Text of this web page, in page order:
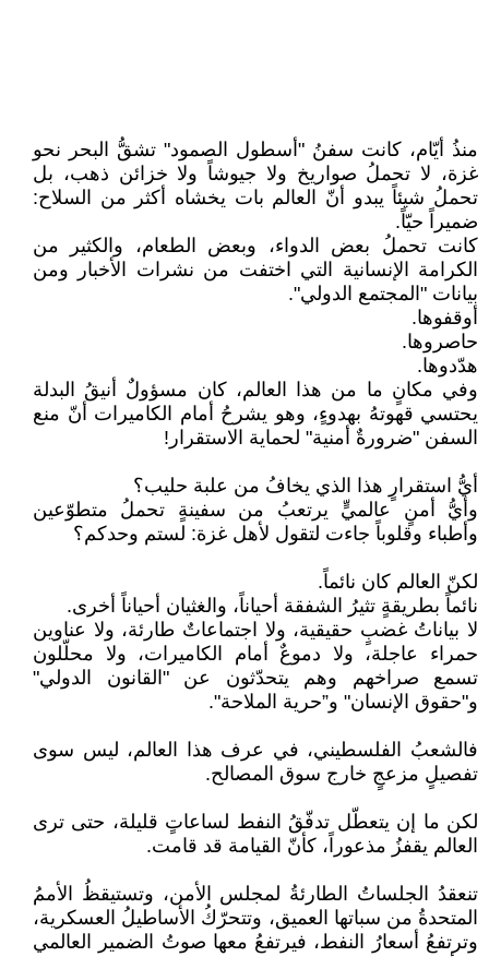
منذُ أيّام، كانت سفنُ "أسطول الصمود" تشقُّ البحر نحو
غزة، لا تحملُ صواريخ ولا جيوشاً ولا خزائن ذهب، بل
تحملُ شيئاً يبدو أنّ العالم بات يخشاه أكثر من السلاح:
ضميراً حيّاً.
كانت تحملُ بعض الدواء، وبعض الطعام، والكثير من
الكرامة الإنسانية التي اختفت من نشرات الأخبار ومن
بيانات "المجتمع الدولي".
أوقفوها.
حاصروها.
هدّدوها.
وفي مكانٍ ما من هذا العالم، كان مسؤولٌ أنيقُ البدلة
يحتسي قهوتهُ بهدوءٍ، وهو يشرحُ أمام الكاميرات أنّ منع
السفن "ضرورةٌ أمنية" لحماية الاستقرار!
أيُّ استقرارٍ هذا الذي يخافُ من علبة حليب؟
وأيُّ أمنٍ عالميٍّ يرتعبُ من سفينةٍ تحملُ متطوّعين
وأطباء وقلوباً جاءت لتقول لأهل غزة: لستم وحدكم؟
لكنّ العالم كان نائماً.
نائماً بطريقةٍ تثيرُ الشفقة أحياناً، والغثيان أحياناً أخرى.
لا بياناتُ غضبٍ حقيقية، ولا اجتماعاتٌ طارئة، ولا عناوين
حمراء عاجلة، ولا دموعٌ أمام الكاميرات، ولا محلّلون
تسمع صراخهم وهم يتحدّثون عن "القانون الدولي"
و"حقوق الإنسان" و”حرية الملاحة".
فالشعبُ الفلسطيني، في عرف هذا العالم، ليس سوى
تفصيلٍ مزعجٍ خارج سوق المصالح.
لكن ما إن يتعطّل تدفّقُ النفط لساعاتٍ قليلة، حتى ترى
العالم يقفزُ مذعوراً، كأنّ القيامة قد قامت.
تنعقدُ الجلساتُ الطارئةُ لمجلس الأمن، وتستيقظُ الأممُ
المتحدةُ من سباتها العميق، وتتحرّكُ الأساطيلُ العسكرية،
وترتفعُ أسعارُ النفط، فيرتفعُ معها صوتُ الضمير العالمي